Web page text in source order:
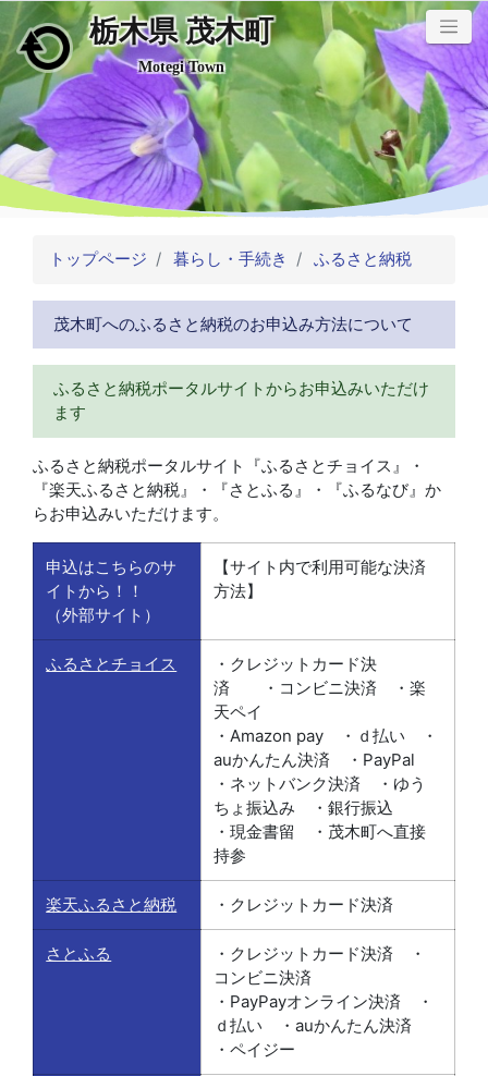
メインコンテンツにスキップ
栃木県 茂木町
Motegi Town
トップページ 暮らし・手続き ふるさと納税
茂木町へのふるさと納税のお申込み方法について
ふるさと納税ポータルサイトからお申込みいただけ
ます
ふるさと納税ポータルサイト『ふるさとチョイス』・
『楽天ふるさと納税』・『さとふる』・『ふるなび』か
らお申込みいただけます。
申込はこちらのサ
イトから！！
（外部サイト）
【サイト内で利用可能な決済
方法】
ふるさとチョイス
・クレジットカード決
済 ・コンビニ決済 ・楽
天ペイ
・Amazon pay ・ｄ払い ・
auかんたん決済 ・PayPal
・ネットバンク決済 ・ゆう
ちょ振込み ・銀行振込
・現金書留 ・茂木町へ直接
持参
楽天ふるさと納税 ・クレジットカード決済
さとふる
・クレジットカード決済 ・
コンビニ決済
・PayPayオンライン決済 ・
ｄ払い ・auかんたん決済
・ペイジー